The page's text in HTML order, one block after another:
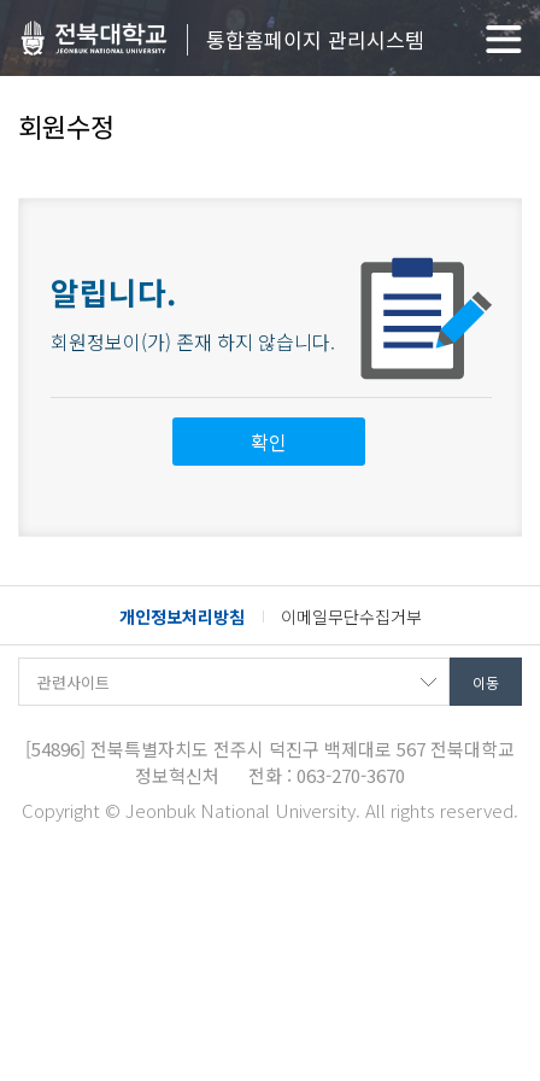
통합홈페이지 관리시스템
회원수정
알립니다.
회원정보이(가) 존재 하지 않습니다.
개인정보처리방침 이메일무단수집거부
[54896] 전북특별자치도 전주시 덕진구 백제대로 567 전북대학교
정보혁신처
전화 : 063-270-3670
Copyright © Jeonbuk National University. All rights reserved.